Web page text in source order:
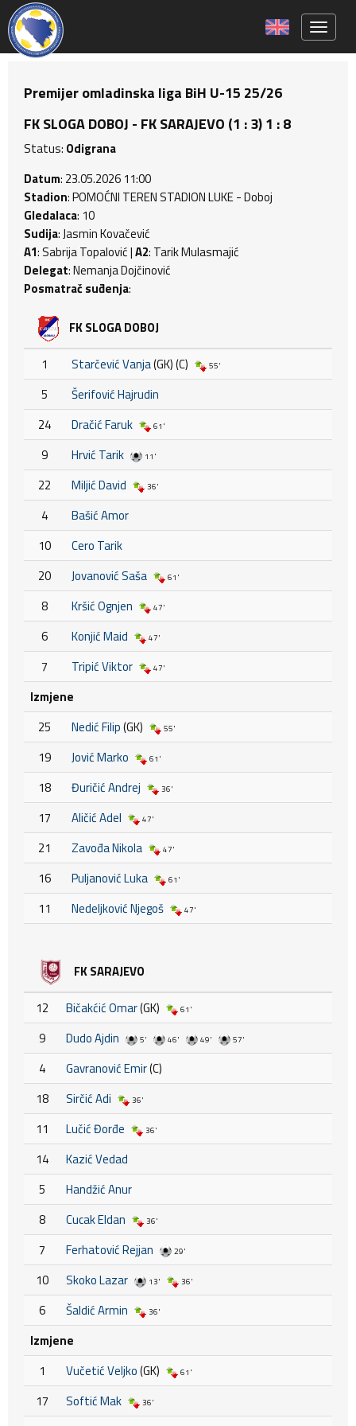
Premijer omladinska liga BiH U-15 25/26
FK SLOGA DOBOJ - FK SARAJEVO (1 : 3) 1 : 8
Status: Odigrana
Datum: 23.05.2026 11:00
Stadion: POMOĆNI TEREN STADION LUKE - Doboj
Gledalaca: 10
Sudija: Jasmin Kovačević
A1: Sabrija Topalović |A2: Tarik Mulasmajić
Delegat: Nemanja Dojčinović
Posmatrač suđenja:
FK SLOGA DOBOJ
1 Starčević Vanja(GK) (C) 55'
5
Šerifović Hajrudin
24
Dračić Faruk 61'
9 Hrvić Tarik 11'
22 Miljić David 36'
4
Bašić Amor
10
Cero Tarik
20
Jovanović Saša 61'
8 Kršić Ognjen 47'
6 Konjić Maid 47'
7 Tripić Viktor 47'
Izmjene
25
Nedić Filip(GK) 55'
19 Jović Marko 61'
18 Đuričić Andrej 36'
17 Aličić Adel 47'
21 Zavođa Nikola 47'
16 Puljanović Luka 61'
11 Nedeljković Njegoš 47'
FK SARAJEVO
12 Bičakćić Omar(GK) 61'
9 Dudo Ajdin 5' 46' 49' 57'
4 Gavranović Emir(C)
18
Sirčić Adi 36'
11 Lučić Đorđe 36'
14
Kazić Vedad
5
Handžić Anur
8
Cucak Eldan 36'
7 Ferhatović Rejjan 29'
10 Skoko Lazar 13' 36'
6 Šaldić Armin 36'
Izmjene
1
Vučetić Veljko(GK) 61'
17 Softić Mak 36'